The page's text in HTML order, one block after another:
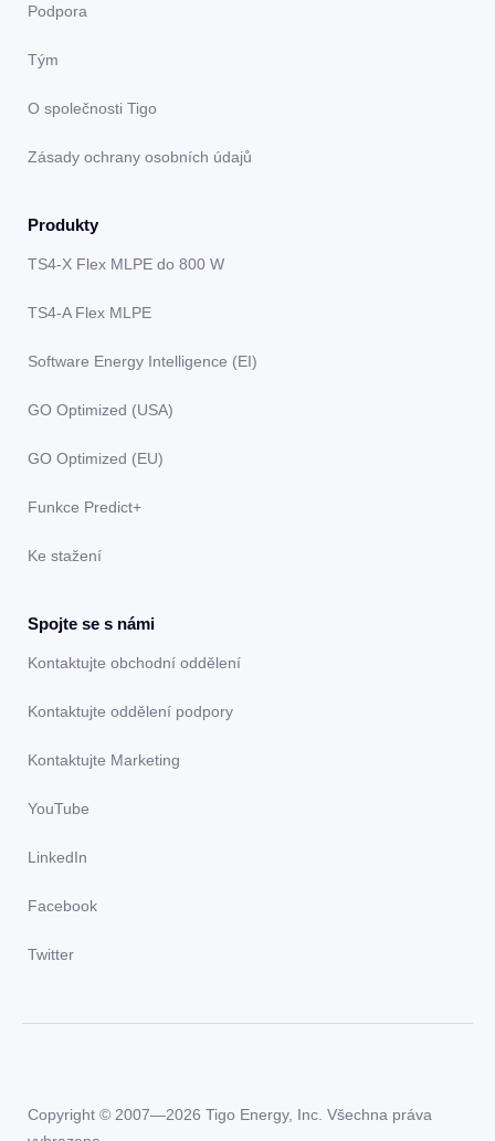
Podpora
Tým
O společnosti Tigo
Zásady ochrany osobních údajů
Produkty
TS4-X Flex MLPE do 800 W
TS4-A Flex MLPE
Software Energy Intelligence (EI)
GO Optimized (USA)
GO Optimized (EU)
Funkce Predict+
Ke stažení
Spojte se s námi
Kontaktujte obchodní oddělení
Kontaktujte oddělení podpory
Kontaktujte Marketing
YouTube
LinkedIn
Facebook
Twitter
Copyright © 2007—2026 Tigo Energy, Inc. Všechna práva